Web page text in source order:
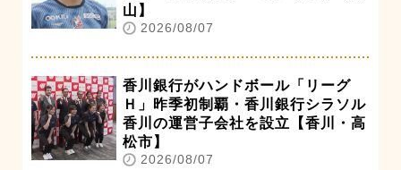
山】
2026/08/07
香川銀行がハンドボール「リーグ
Ｈ」昨季初制覇・香川銀行シラソル
香川の運営子会社を設立【香川・高
松市】
2026/08/07